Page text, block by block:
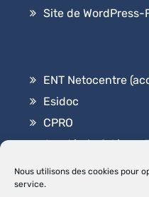
Nous utilisons des cookies pour
service.
Site de WordPress-
ENT Netocentre
Esidoc
CPRO
Académie Orléans-
Contact